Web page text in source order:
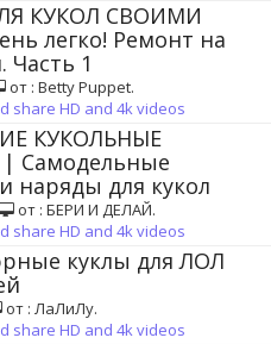
КУКОЛ СВОИМИ
легко! Ремонт на
Часть 1
от : Betty Puppet.
share HD and 4k videos
КУКОЛЬНЫЕ
Самодельные
наряды для кукол
от : БЕРИ И ДЕЛАЙ.
share HD and 4k videos
куклы для ЛОЛ
от : ЛаЛиЛу.
share HD and 4k videos